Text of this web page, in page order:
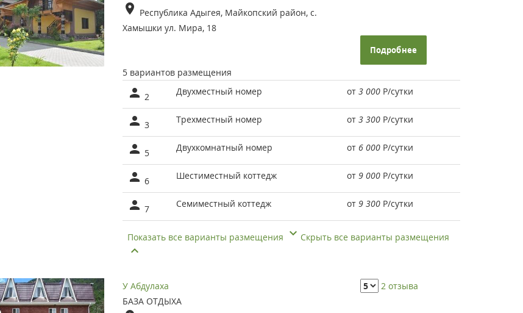
Республика Адыгея, Майкопский район, с.
Хамышки ул. Мира, 18
Подробнее
5 вариантов размещения
2 Двухместный номер от 3 000 Р/сутки
3 Трехместный номер от 3 300 Р/сутки
5 Двухкомнатный номер от 6 000 Р/сутки
6 Шестиместный коттедж от 9 000 Р/сутки
7 Семиместный коттедж от 9 300 Р/сутки
Показать все варианты размещения Скрыть все варианты размещения
У Абдулаха
БАЗА ОТДЫХА
2 отзыва